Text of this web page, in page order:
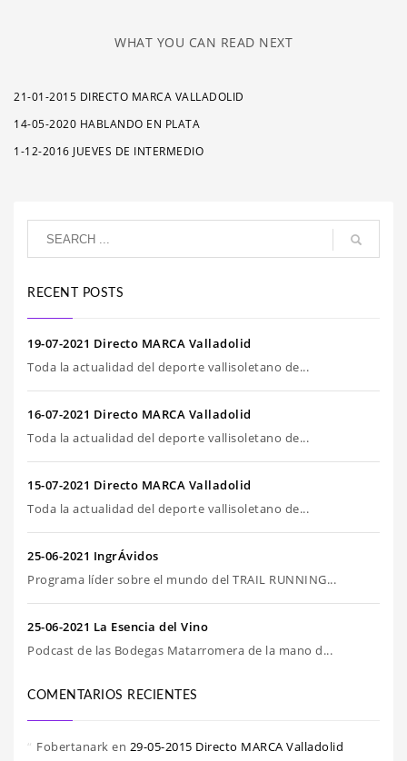
WHAT YOU CAN READ NEXT
21-01-2015 DIRECTO MARCA VALLADOLID
14-05-2020 HABLANDO EN PLATA
1-12-2016 JUEVES DE INTERMEDIO
RECENT POSTS
19-07-2021 Directo MARCA Valladolid
Toda la actualidad del deporte vallisoletano de...
16-07-2021 Directo MARCA Valladolid
Toda la actualidad del deporte vallisoletano de...
15-07-2021 Directo MARCA Valladolid
Toda la actualidad del deporte vallisoletano de...
25-06-2021 IngrÁvidos
Programa líder sobre el mundo del TRAIL RUNNING...
25-06-2021 La Esencia del Vino
Podcast de las Bodegas Matarromera de la mano d...
COMENTARIOS RECIENTES
Fobertanark en 29-05-2015 Directo MARCA Valladolid